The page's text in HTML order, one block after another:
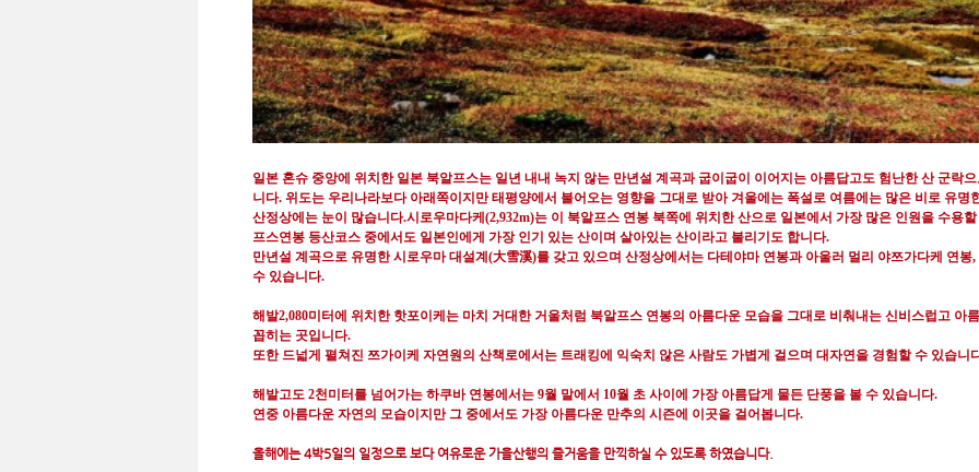
일본 혼슈 중앙에 위치한 일본 북알프스는 일년 내내 녹지 않는 만년설 계곡과 굽이굽이 이어지는 아름답고도 험난한 산 군락
니다. 위도는 우리나라보다 아래쪽이지만 태평양에서 불어오는 영향을 그대로 받아 겨울에는 폭설로 여름에는 많은 비로 유명
산정상에는 눈이 많습니다.시로우마다케(2,932m)는 이 북알프스 연봉 북쪽에 위치한 산으로 일본에서 가장 많은 인원을 수용
프스연봉 등산코스 중에서도 일본인에게 가장 인기 있는 산이며 살아있는 산이라고 불리기도 합니다.
만년설 계곡으로 유명한 시로우마 대설계(大雪溪)를 갖고 있으며 산정상에서는 다테야마 연봉과 아울러 멀리 야쯔가다케 연봉,
수 있습니다.
해발2,080미터에 위치한 핫포이케는 마치 거대한 거울처럼 북알프스 연봉의 아름다운 모습을 그대로 비춰내는 신비스럽고 아
꼽히는 곳입니다.
또한 드넓게 펼쳐진 쯔가이케 자연원의 산책로에서는 트래킹에 익숙치 않은 사람도 가볍게 걸으며 대자연을 경험할 수 있습니
해발고도 2천미터를 넘어가는 하쿠바 연봉에서는 9월 말에서 10월 초 사이에 가장 아름답게 물든 단풍을 볼 수 있습니다.
연중 아름다운 자연의 모습이지만 그 중에서도 가장 아름다운 만추의 시즌에 이곳을 걸어봅니다.
올해에는 4박5일의 일정으로 보다 여유로운 가을산행의 즐거움을 만끽하실 수 있도록 하였습니다.